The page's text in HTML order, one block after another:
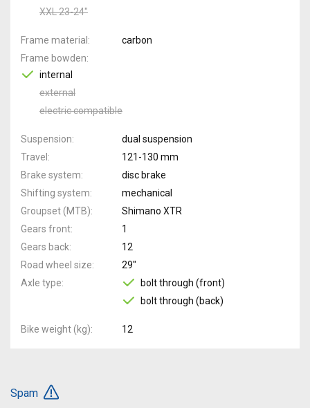
XXL 23-24"
Frame material
carbon
Frame bowden
internal
external
electric compatible
Suspension
dual suspension
Travel
121-130 mm
Brake system
disc brake
Shifting system
mechanical
Groupset (MTB)
Shimano XTR
Gears front
1
Gears back
12
Road wheel size
29"
Axle type
bolt through (front)
bolt through (back)
Bike weight (kg) 12
Spam